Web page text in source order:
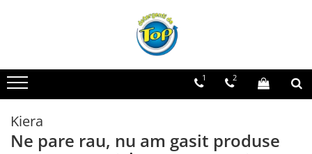
Ingrijire Casa
Detergenti Rufe
Detergenti Pudra
Detergent Lichid
Balsam De Rufe
1 2
Kiera
Ne pare rau, nu am gasit produse